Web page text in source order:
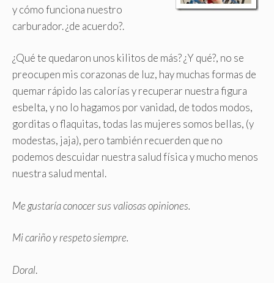
y cómo funciona nuestro
carburador. ¿de acuerdo?.
¿Qué te quedaron unos kilitos de más? ¿Y qué?, no se
preocupen mis corazonas de luz, hay muchas formas de
quemar rápido las calorías y recuperar nuestra figura
esbelta, y no lo hagamos por vanidad, de todos modos,
gorditas o flaquitas, todas las mujeres somos bellas, (y
modestas, jaja), pero también recuerden que no
podemos descuidar nuestra salud física y mucho menos
nuestra salud mental.
Me gustaría conocer sus valiosas opiniones.
Mi cariño y respeto siempre.
Doral.